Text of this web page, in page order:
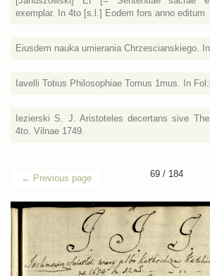
exemplar. In 4to [s.l.] Eodem fors anno editum
Eiusdem nauka umierania Chrzescianskiego.
Iavelli Totius Philosophiae Tomus 1mus. In
Iezierski S. J. Aristoteles decertans sive
4to. Vilnae 1749.
← Previous page 69 / 184